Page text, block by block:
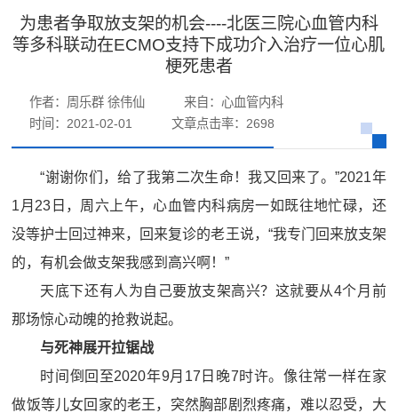
为患者争取放支架的机会----北医三院心血管内科
等多科联动在ECMO支持下成功介入治疗一位心肌
梗死患者
作者：周乐群 徐伟仙
来自：心血管内科
时间：2021-02-01
文章点击率： 2698
“谢谢你们，给了我第二次生命！我又回来了。”2021年
1月23日，周六上午，心血管内科病房一如既往地忙碌，还
没等护士回过神来，回来复诊的老王说，“我专门回来放支架
的，有机会做支架我感到高兴啊！”
天底下还有人为自己要放支架高兴？这就要从4个月前
那场惊心动魄的抢救说起。
与死神展开拉锯战
时间倒回至2020年9月17日晚7时许。像往常一样在家
做饭等儿女回家的老王，突然胸部剧烈疼痛，难以忍受，大